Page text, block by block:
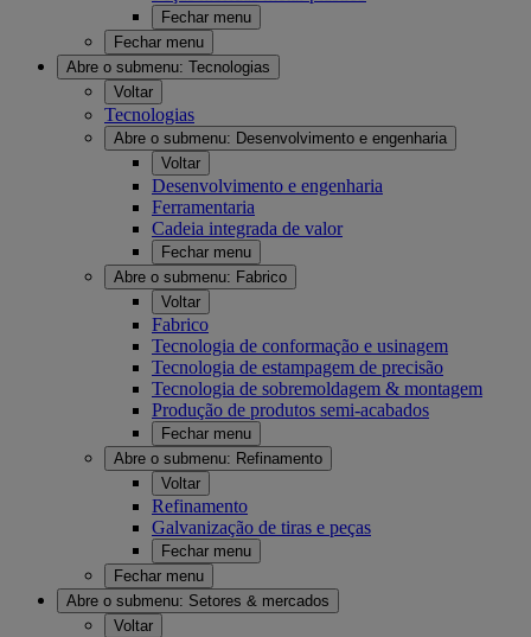
Fechar menu
Fechar menu
Abre o submenu: Tecnologias
Voltar
Tecnologias
Abre o submenu: Desenvolvimento e engenharia
Voltar
Desenvolvimento e engenharia
Ferramentaria
Cadeia integrada de valor
Fechar menu
Abre o submenu: Fabrico
Voltar
Fabrico
Tecnologia de conformação e usinagem
Tecnologia de estampagem de precisão
Tecnologia de sobremoldagem & montagem
Produção de produtos semi-acabados
Fechar menu
Abre o submenu: Refinamento
Voltar
Refinamento
Galvanização de tiras e peças
Fechar menu
Fechar menu
Abre o submenu: Setores & mercados
Voltar